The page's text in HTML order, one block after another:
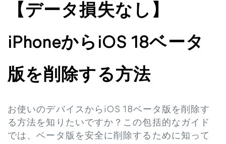
【データ損失なし】
iPhoneからiOS 18ベータ
版を削除する方法
お使いのデバイスからiOS 18ベータ版を削除す
る方法を知りたいですか？この包括的なガイド
では、ベータ版を安全に削除するために知って